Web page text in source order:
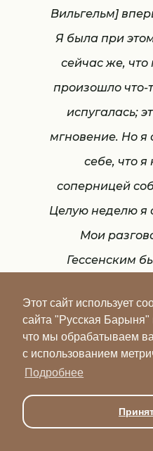
Этот сайт использует
сайта "Русская Барыня"
что мы обрабатываем
с использованием
Подробнее
Вильгельм]
Я была при
сейчас же, что
произошло что-
испугалась;
мгновение. Но я
себе, что я
соперницей
Целую неделю я
Мои
Гессенским
со мной, но
Адини, как
границей.